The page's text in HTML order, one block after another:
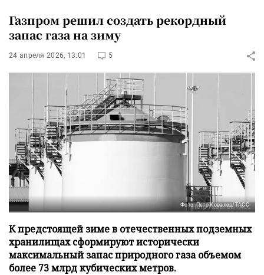
Газпром решил создать рекордный
запас газа на зиму
24 апреля 2026, 13:01 5
Фото: Петр Ковалев/ТАСС
К предстоящей зиме в отечественных подземных
хранилищах сформируют исторически
максимальный запас природного газа объемом
более 73 млрд кубических метров.